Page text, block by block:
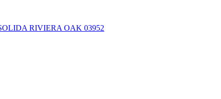
RIVIERA OAK 03952